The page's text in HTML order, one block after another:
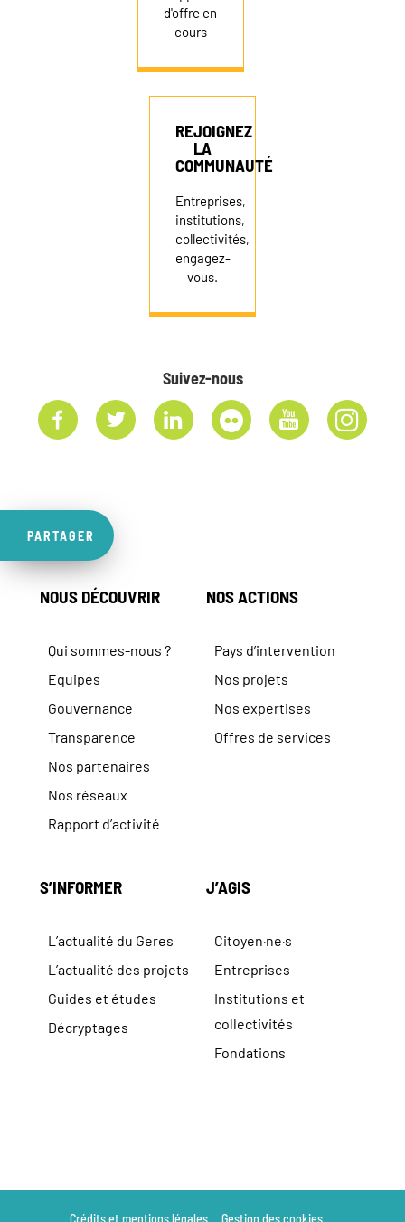
PARTAGER
d'offre en
cours
REJOIGNEZ
LA
COMMUNAUTÉ
Entreprises,
institutions,
collectivités,
engagez-
vous.
Suivez-nous
NOUS DÉCOUVRIR
Qui sommes-nous ?
Equipes
Gouvernance
Transparence
Nos partenaires
Nos réseaux
Rapport d’activité
NOS ACTIONS
Pays d’intervention
Nos projets
Nos expertises
Offres de services
S’INFORMER
L’actualité du Geres
L’actualité des projets
Guides et études
Décryptages
J’AGIS
Citoyen·ne·s
Entreprises
Institutions et
collectivités
Fondations
Crédits et mentions légales Gestion des cookies